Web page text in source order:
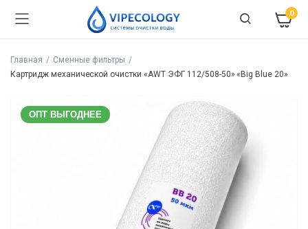
0
Главная
Сменные фильтры
Картридж механической очистки «AWT ЭФГ 112/508-50» «Big Blue 20»
ОПТ ВЫГОДНЕЕ